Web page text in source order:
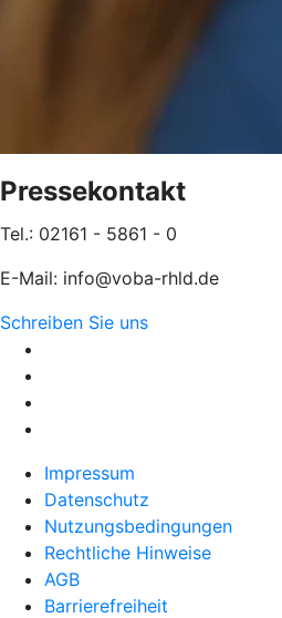
Pressekontakt
Tel.: 02161 - 5861 - 0
E-Mail: info@voba-rhld.de
Schreiben Sie uns
Impressum
Datenschutz
Nutzungsbedingungen
Rechtliche Hinweise
AGB
Barrierefreiheit